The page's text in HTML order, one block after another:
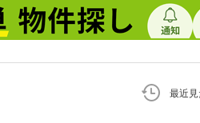
最近